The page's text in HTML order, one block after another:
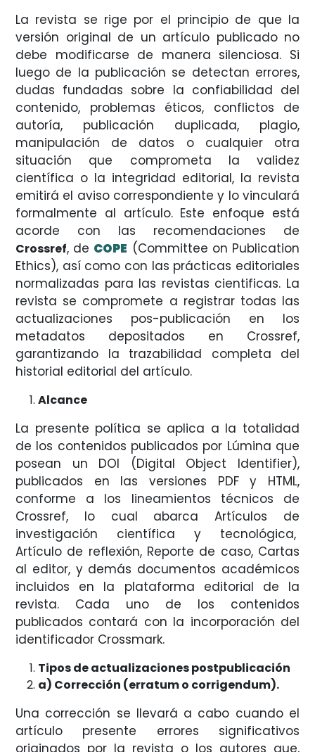
La revista se rige por el principio de que la
versión original de un artículo publicado no
debe modificarse de manera silenciosa. Si
luego de la publicación se detectan errores,
dudas fundadas sobre la confiabilidad del
contenido, problemas éticos, conflictos de
autoría, publicación duplicada, plagio,
manipulación de datos o cualquier otra
situación que comprometa la validez
científica o la integridad editorial, la revista
emitirá el aviso correspondiente y lo vinculará
formalmente al artículo. Este enfoque está
acorde con las recomendaciones de
Crossref, de COPE (Committee on Publication
Ethics), así como con las prácticas editoriales
normalizadas para las revistas cientificas. La
revista se compromete a registrar todas las
actualizaciones pos-publicación en los
metadatos depositados en Crossref,
garantizando la trazabilidad completa del
historial editorial del artículo.
Alcance
La presente política se aplica a la totalidad
de los contenidos publicados por Lúmina que
posean un DOI (Digital Object Identifier),
publicados en las versiones PDF y HTML,
conforme a los lineamientos técnicos de
Crossref, lo cual abarca Artículos de
investigación científica y tecnológica,
Artículo de reflexión, Reporte de caso, Cartas
al editor, y demás documentos académicos
incluidos en la plataforma editorial de la
revista. Cada uno de los contenidos
publicados contará con la incorporación del
identificador Crossmark.
Tipos de actualizaciones postpublicación
a) Corrección (erratum o corrigendum).
Una corrección se llevará a cabo cuando el
artículo presente errores significativos
originados por la revista o los autores que,